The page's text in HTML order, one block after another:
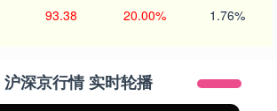
93.38 20.00% 1.76%
沪深京行情 实时轮播